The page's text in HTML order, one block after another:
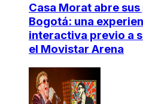
Casa Morat abre
Bogotá: una
interactiva previo a
el Movistar Arena